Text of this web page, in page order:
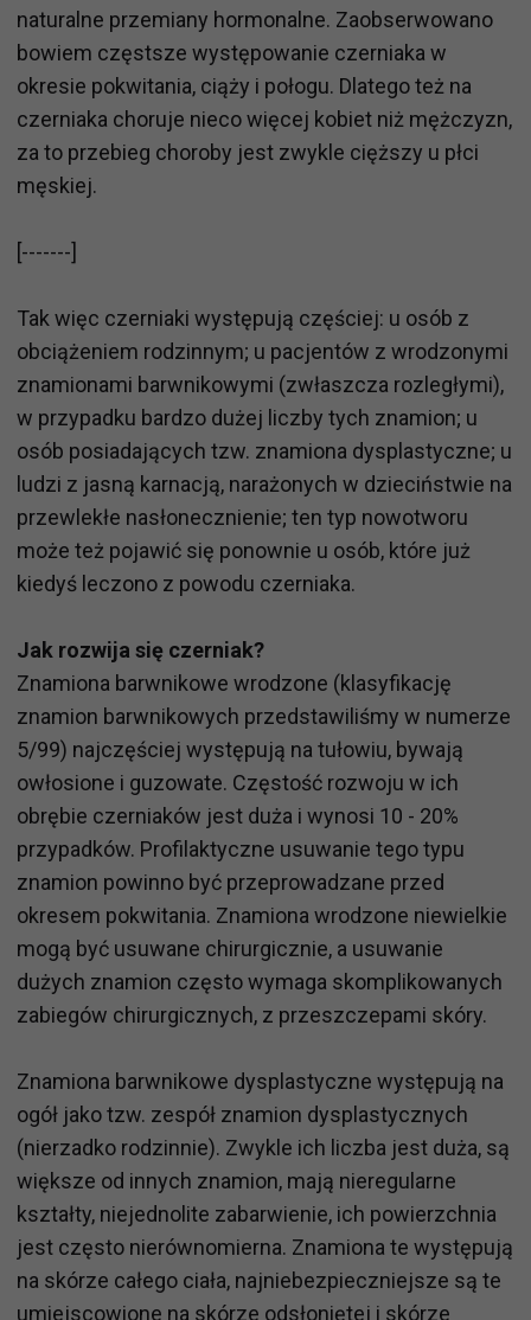
naturalne przemiany hormonalne. Zaobserwowano
bowiem częstsze występowanie czerniaka w
okresie pokwitania, ciąży i połogu. Dlatego też na
czerniaka choruje nieco więcej kobiet niż mężczyzn,
za to przebieg choroby jest zwykle cięższy u płci
męskiej.
[-------]
Tak więc czerniaki występują częściej: u osób z
obciążeniem rodzinnym; u pacjentów z wrodzonymi
znamionami barwnikowymi (zwłaszcza rozległymi),
w przypadku bardzo dużej liczby tych znamion; u
osób posiadających tzw. znamiona dysplastyczne; u
ludzi z jasną karnacją, narażonych w dzieciństwie na
przewlekłe nasłonecznienie; ten typ nowotworu
może też pojawić się ponownie u osób, które już
kiedyś leczono z powodu czerniaka.
Jak rozwija się czerniak?
Znamiona barwnikowe wrodzone (klasyfikację
znamion barwnikowych przedstawiliśmy w numerze
5/99) najczęściej występują na tułowiu, bywają
owłosione i guzowate. Częstość rozwoju w ich
obrębie czerniaków jest duża i wynosi 10 - 20%
przypadków. Profilaktyczne usuwanie tego typu
znamion powinno być przeprowadzane przed
okresem pokwitania. Znamiona wrodzone niewielkie
mogą być usuwane chirurgicznie, a usuwanie
dużych znamion często wymaga skomplikowanych
zabiegów chirurgicznych, z przeszczepami skóry.
Znamiona barwnikowe dysplastyczne występują na
ogół jako tzw. zespół znamion dysplastycznych
(nierzadko rodzinnie). Zwykle ich liczba jest duża, są
większe od innych znamion, mają nieregularne
kształty, niejednolite zabarwienie, ich powierzchnia
jest często nierównomierna. Znamiona te występują
na skórze całego ciała, najniebezpieczniejsze są te
umiejscowione na skórze odsłoniętej i skórze